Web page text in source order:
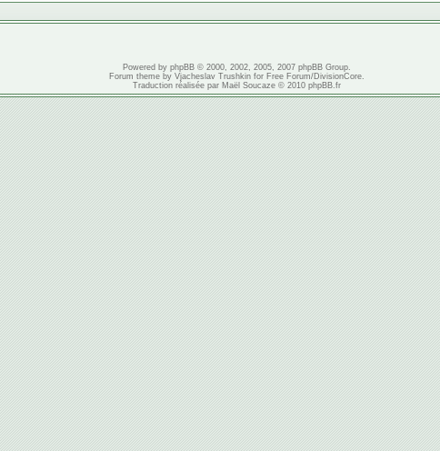
Powered by phpBB© 2000, 2002, 2005, 2007 phpBB Group.
Forum theme by Vjacheslav Trushkinfor Free Forum/DivisionCore.
Traduction réalisée par Maël Soucaze© 2010 phpBB.fr